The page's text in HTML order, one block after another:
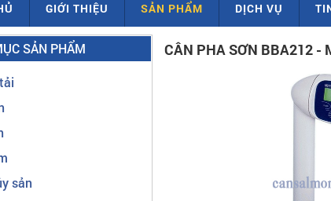
GIỚI THIỆU SẢN PHẨM DỊCH VỤ
SẢN PHẨM
sản
CÂN PHA SƠN BBA212 -